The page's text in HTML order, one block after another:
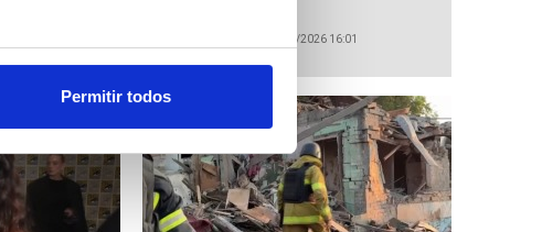
Permitir todos
Date: 27/07/2026 16:01